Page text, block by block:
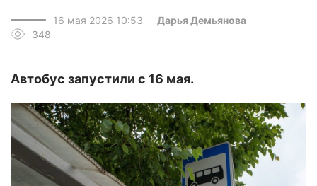
16 мая 2026 10:53
Дарья Демьянова
348
Автобус запустили с 16 мая.